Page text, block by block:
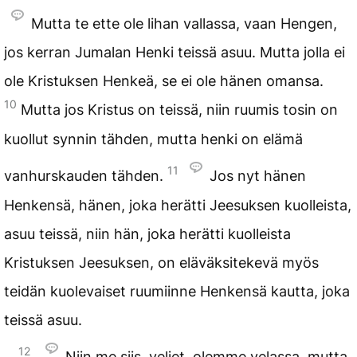
Mutta te ette ole lihan vallassa, vaan Hengen,
jos kerran Jumalan Henki teissä asuu. Mutta jolla ei
ole Kristuksen Henkeä, se ei ole hänen omansa.
10 Mutta jos Kristus on teissä, niin ruumis tosin on
kuollut synnin tähden, mutta henki on elämä
vanhurskauden tähden. 11
Jos nyt hänen
Henkensä, hänen, joka herätti Jeesuksen kuolleista,
asuu teissä, niin hän, joka herätti kuolleista
Kristuksen Jeesuksen, on eläväksitekevä myös
teidän kuolevaiset ruumiinne Henkensä kautta, joka
teissä asuu.
12